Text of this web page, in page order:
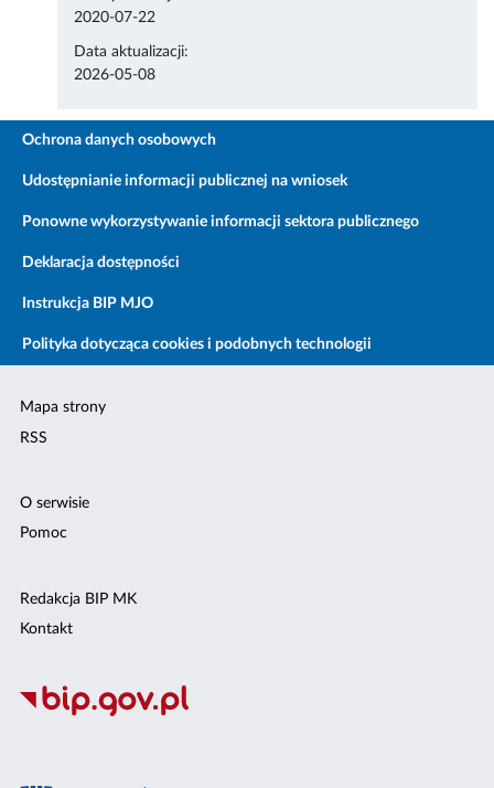
2020-07-22
Data aktualizacji:
2026-05-08
Ochrona danych osobowych
Udostępnianie informacji publicznej na wniosek
Ponowne wykorzystywanie informacji sektora publicznego
Deklaracja dostępności
Instrukcja BIP MJO
Polityka dotycząca cookies i podobnych technologii
Mapa strony
RSS
O serwisie
Pomoc
Redakcja BIP MK
Kontakt